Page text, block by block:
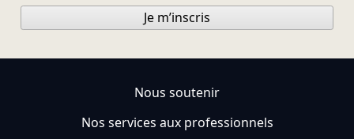
Je m’inscris
Nous soutenir
Nos services aux professionnels